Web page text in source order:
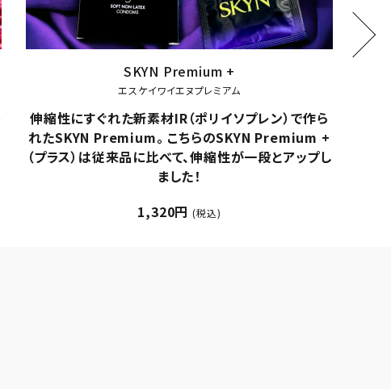
sagami original
サガミオリジナル0.01 ラージサイズ
ポリウレタン素材の超薄型コンドームです。
2,640円
(税込)